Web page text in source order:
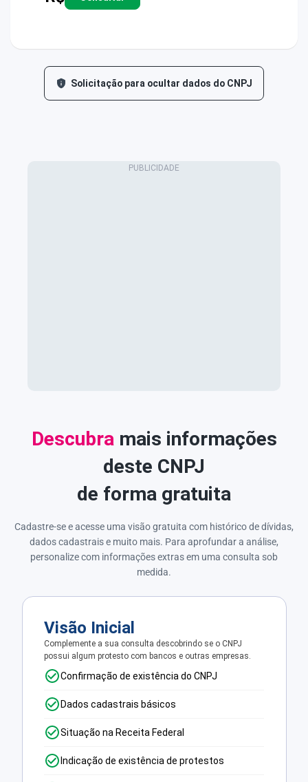
Solicitação para ocultar dados do CNPJ
Descubra mais informações
deste CNPJ
de forma gratuita
Cadastre-se e acesse uma visão gratuita com histórico de dívidas,
dados cadastrais e muito mais. Para aprofundar a análise,
personalize com informações extras em uma consulta sob
medida.
Visão Inicial
Complemente a sua consulta descobrindo se o CNPJ
possui algum protesto com bancos e outras empresas.
Confirmação de existência do CNPJ
Dados cadastrais básicos
Situação na Receita Federal
Indicação de existência de protestos